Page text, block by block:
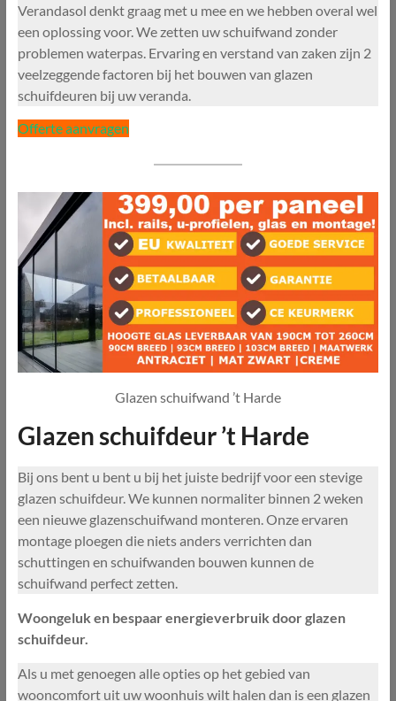
Verandasol denkt graag met u mee en we hebben overal wel
een oplossing voor. We zetten uw schuifwand zonder
problemen waterpas. Ervaring en verstand van zaken zijn 2
veelzeggende factoren bij het bouwen van glazen
schuifdeuren bij uw veranda.
Offerte aanvragen
Glazen schuifwand ’t Harde
Glazen schuifdeur ’t Harde
Bij ons bent u bent u bij het juiste bedrijf voor een stevige
glazen schuifdeur. We kunnen normaliter binnen 2 weken
een nieuwe glazenschuifwand monteren. Onze ervaren
montage ploegen die niets anders verrichten dan
schuttingen en schuifwanden bouwen kunnen de
schuifwand perfect zetten.
Woongeluk en bespaar energieverbruik door glazen
schuifdeur.
Als u met genoegen alle opties op het gebied van
wooncomfort uit uw woonhuis wilt halen dan is een glazen